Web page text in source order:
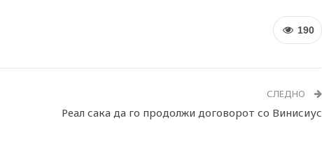
190
СЛЕДНО
Реал сака да го продолжи договорот со Винисиус